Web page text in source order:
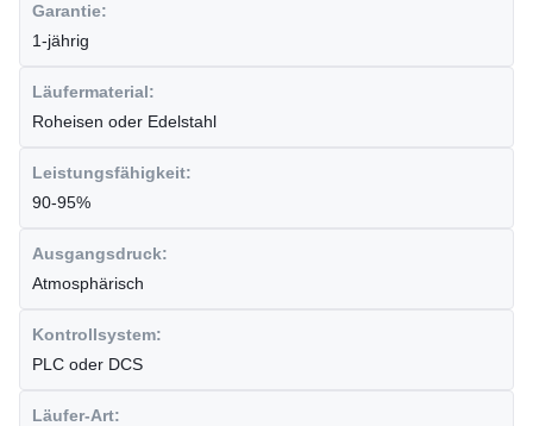
Garantie:
1-jährig
Läufermaterial:
Roheisen oder Edelstahl
Leistungsfähigkeit:
90-95%
Ausgangsdruck:
Atmosphärisch
Kontrollsystem:
PLC oder DCS
Läufer-Art: